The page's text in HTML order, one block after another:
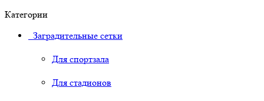
Категории
Заградительные сетки
Для спортзала
Для стадионов